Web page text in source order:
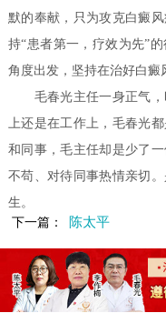
默的奉献，只为攻克白癜
持“患者第一，疗效为先”
角度出发，坚持在治好白癜
毛春光主任一身正气，
上还是在工作上，毛春光
和同事，毛主任却是少了
不苟、对待同事热情亲切
生。
下一篇：
陈太平